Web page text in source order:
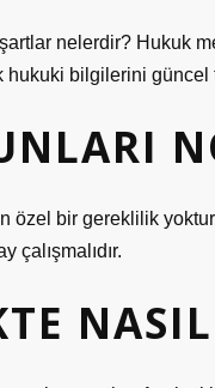
nelerdir? Hukuk
bilgilerini güncel
özel bir gereklilik
çalışmalıdır.